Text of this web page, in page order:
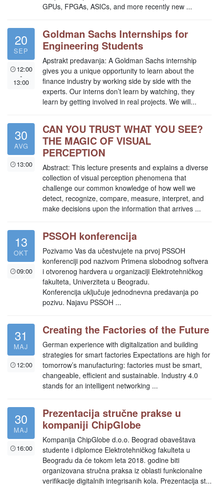
GPUs, FPGAs, ASICs, and more recently new ...
20
SEP
12:00
-
13:00
Goldman Sachs Internships for
Engineering Students
Apstrakt predavanja: A Goldman Sachs internship
gives you a unique opportunity to learn about the
finance industry by working side by side with the
experts. Our interns don’t learn by watching, they
learn by getting involved in real projects. We will...
30
AVG
13:00
CAN YOU TRUST WHAT YOU SEE?
THE MAGIC OF VISUAL
PERCEPTION
Abstract: This lecture presents and explains a diverse
collection of visual perception phenomena that
challenge our common knowledge of how well we
detect, recognize, compare, measure, interpret, and
make decisions upon the information that arrives ...
13
OKT
09:00
PSSOH konferencija
Pozivamo Vas da učestvujete na prvoj PSSOH
konferenciji pod nazivom Primena slobodnog softvera
i otvorenog hardvera u organizaciji Elektrotehničkog
fakulteta, Univerziteta u Beogradu.
Konferencija uključuje jednodnevna predavanja po
pozivu. Najavu PSSOH ...
31
MAJ
12:00
Creating the Factories of the Future
German experience with digitalization and building
strategies for smart factories Expectations are high for
tomorrow’s manufacturing: factories must be smart,
changeable, efficient and sustainable. Industry 4.0
stands for an intelligent networking ...
30
MAJ
16:00
Prezentacija stručne prakse u
kompaniji ChipGlobe
Kompanija ChipGlobe d.o.o. Beograd obaveštava
studente i diplomce Elektrotehničkog fakulteta u
Beogradu da će tokom leta 2018. godine biti
organizovana stručna praksa iz oblasti funkcionalne
verifikacije digitalnih integrisanih kola. Prezentacija st...